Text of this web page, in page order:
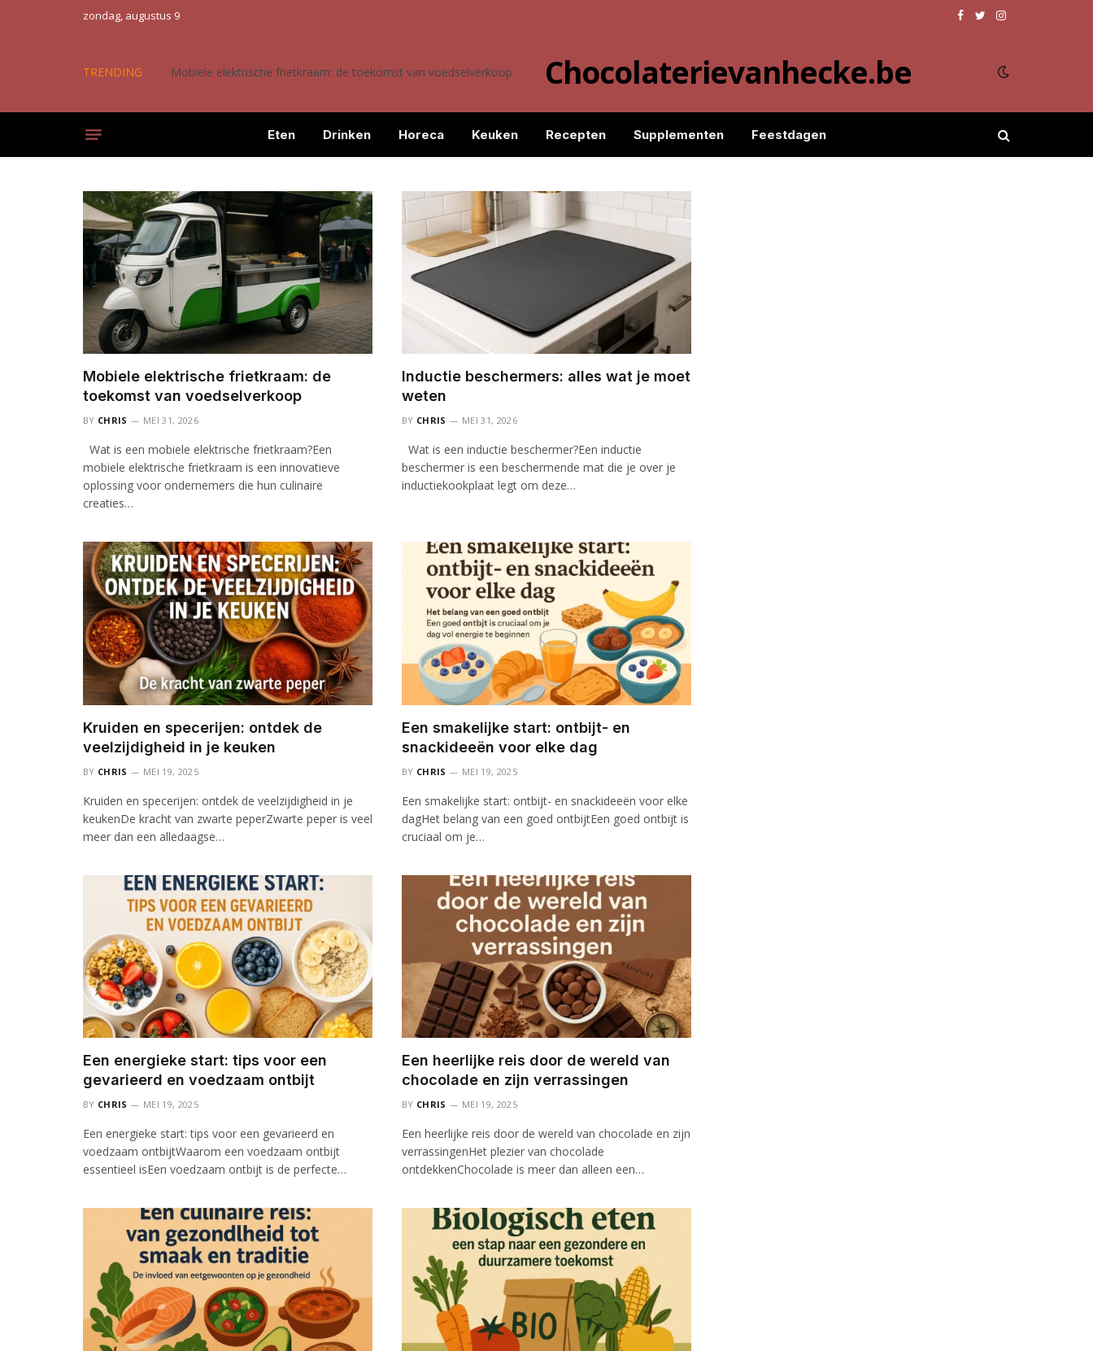
zondag, augustus 9 Facebook
TwitterInstagram
TRENDING Mobiele elektrische frietkraam: de toekomst van voedselverkoop Chocolaterievanhecke.be
Eten Drinken Horeca Keuken Recepten Supplementen Feestdagen
Mobiele elektrische frietkraam: de
toekomst van voedselverkoop
BY CHRIS MEI 31, 2026
Wat is een mobiele elektrische frietkraam?Een
mobiele elektrische frietkraam is een innovatieve
oplossing voor ondernemers die hun culinaire
creaties…
Inductie beschermers: alles wat je moet
weten
BY CHRIS MEI 31, 2026
Wat is een inductie beschermer?Een inductie
beschermer is een beschermende mat die je over je
inductiekookplaat legt om deze…
Kruiden en specerijen: ontdek de
veelzijdigheid in je keuken
BY CHRIS MEI 19, 2025
Kruiden en specerijen: ontdek de veelzijdigheid in je
keukenDe kracht van zwarte peperZwarte peper is veel
meer dan een alledaagse…
Een smakelijke start: ontbijt- en
snackideeën voor elke dag
BY CHRIS MEI 19, 2025
Een smakelijke start: ontbijt- en snackideeën voor elke
dagHet belang van een goed ontbijtEen goed ontbijt is
cruciaal om je…
Een energieke start: tips voor een
gevarieerd en voedzaam ontbijt
BY CHRIS MEI 19, 2025
Een energieke start: tips voor een gevarieerd en
voedzaam ontbijtWaarom een voedzaam ontbijt
essentieel isEen voedzaam ontbijt is de perfecte…
Een heerlijke reis door de wereld van
chocolade en zijn verrassingen
BY CHRIS MEI 19, 2025
Een heerlijke reis door de wereld van chocolade en zijn
verrassingenHet plezier van chocolade
ontdekkenChocolade is meer dan alleen een…